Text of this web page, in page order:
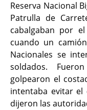
Reserva Nacional
Patrulla de
cabalgaban por
cuando un
Nacionales se
soldados.
golpearon el
intentaba evitar el
dijeron las